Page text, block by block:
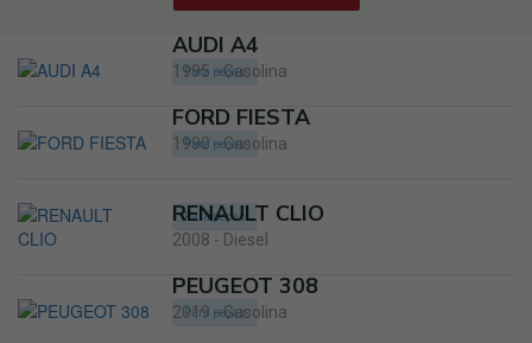
Para peças
AUDI A4
1995 - Gasolina
Para peças
FORD FIESTA
1990 - Gasolina
Para peças
RENAULT CLIO
2008 - Diesel
Para peças
PEUGEOT 308
2019 - Gasolina